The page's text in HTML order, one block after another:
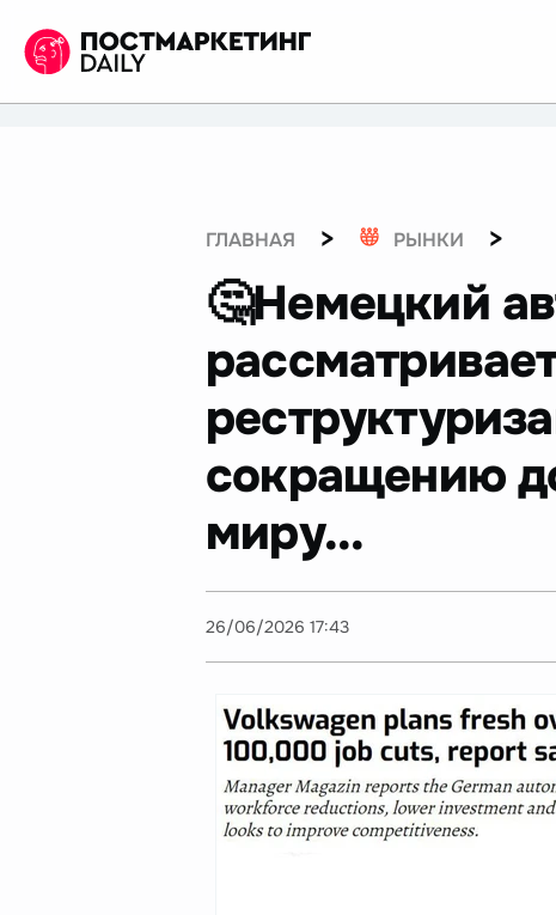
ГЛАВНАЯ > РЫНКИ >
🤔Немецкий
сокращению
миру...
26/06/2026 17:43